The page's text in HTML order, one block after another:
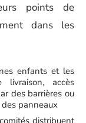
points de
dans les
enfants et les
livraison, accès
des barrières ou
panneaux
distribuent